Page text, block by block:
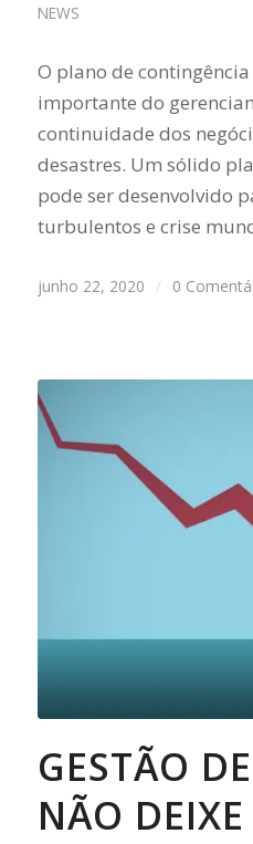
NEWS
O plano de
importante do
continuidade dos
desastres. Um sólido
pode ser desenvolvido
turbulentos e crise
junho 22, 2020 / 0
GESTÃO
NÃO